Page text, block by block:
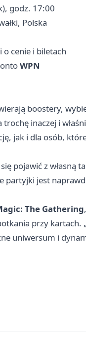
godz. 17:00
Polska
cenie i biletach
WPN
boostery,
inaczej i
jak i dla osób,
pojawić z własną
partyjki jest
The Gathering
przy kartach.
uniwersum i